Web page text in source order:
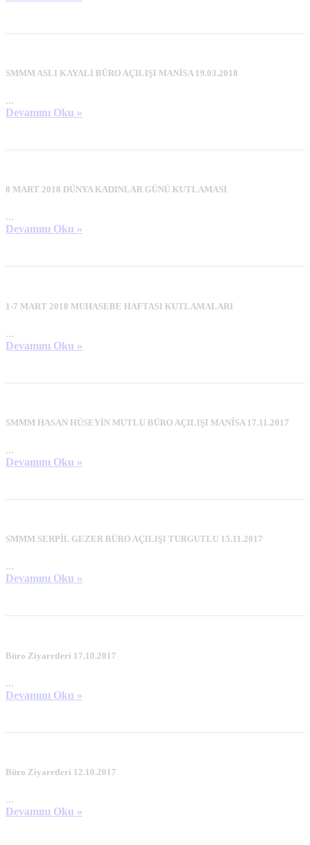
SMMM ASLI KAYALI BÜRO AÇILIŞI MANİSA 19.03.2018
...
Devamını Oku »
8 MART 2018 DÜNYA KADINLAR GÜNÜ KUTLAMASI
...
Devamını Oku »
1-7 MART 2018 MUHASEBE HAFTASI KUTLAMALARI
...
Devamını Oku »
SMMM HASAN HÜSEYİN MUTLU BÜRO AÇILIŞI MANİSA 17.11.2017
...
Devamını Oku »
SMMM SERPİL GEZER BÜRO AÇILIŞI TURGUTLU 15.11.2017
...
Devamını Oku »
Büro Ziyaretleri 17.10.2017
...
Devamını Oku »
Büro Ziyaretleri 12.10.2017
...
Devamını Oku »